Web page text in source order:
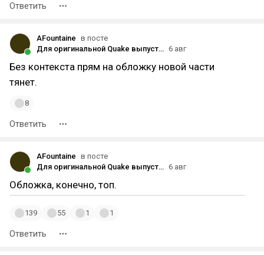
Ответить
AFountaine в посте
Для оригинальной Quake выпустили дополнение в честь 30-летия игры 6 авг
Без контекста прям на обложку новой части
тянет.
8
Ответить
AFountaine в посте
Для оригинальной Quake выпустили дополнение в честь 30-летия игры 6 авг
Обложка, конечно, топ.
139 55 1 1
Ответить